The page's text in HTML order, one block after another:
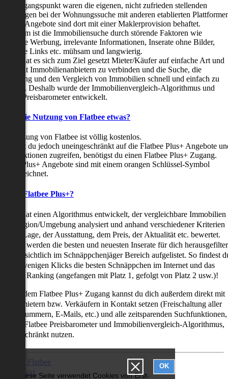
Diese Seite verwendet Cookies von Erst-
OK
Ausgangspunkt waren die eigenen, nicht zufrieden stellenden
bei der Wohnungssuche mit anderen etablierten
alle Angebote sind dort mit einer Maklerprovision behaftet.
ist die Immobiliensuche durch störende Faktoren wie
Werbung, irrelevante Informationen, Inserate ohne Bilder,
Links etc. mühsam und langwierig.
hat es sich zum Ziel gesetzt Mieter/Käufer auf einfache Art und
mit Immobilienanbietern zu verbinden und die Suche, die
und den Vergleich von Immobilien schnell und einfach zu
Deshalb wurde der Immobilienvergleich-Algorithmus und
Preisbarometer entwickelt.
die Nutzung von Flatbee etwas?
Nutzung von Flatbee ist völlig kostenlos.
du jedoch uneingeschränkt auf die Flatbee Plus+ Angebote
zugreifen, benötigst du einen Flatbee Plus+ Zugang.
Plus+ Angebote sind mit einem orangen Schlüssel-Symbol
ist Flatbee Plus+?
hat einen Algorithmus entwickelt, der vergleichbare Immobilien
Region/Umgebung analysiert und anhand verschiedener Kriterien
der Lage, der Ausstattung, dem Preis, der Aktualität etc. bewertet.
werden die besten und neuesten Inserate für dich
übersichtlich im Schnäppchenjäger Bereich aufgelistet. So findest
nur wenigen Klicks die besten Schnäppchen im Internet und das
als Ranking (angefangen mit Platz 1, gefolgt von Platz 2 usw.)!
mit dem Flatbee Plus+ Zugang kannst du dich außerdem direkt mit
Vermietern bzw. Verkäufern in Kontakt setzen (Freischaltung aller
E-Mails, etc.) und alle zeitsparenden Suchfunktionen,
den Flatbee Preisbarometer und Immobilienvergleich-Algorithmus,
nutzen.
Über Flatbee
Kontakt